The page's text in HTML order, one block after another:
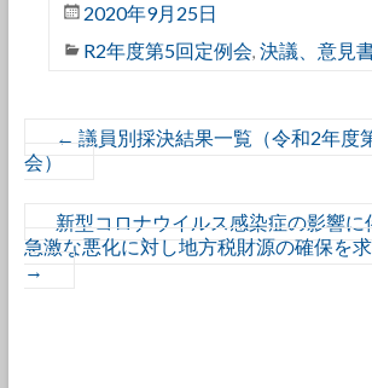
2020年9月25日
R2年度第5回定例会, 決議、意見
← 議員別採決結果一覧（令和2年度
会）
新型コロナウイルス感染症の影響に
急激な悪化に対し地方税財源の確保を
→